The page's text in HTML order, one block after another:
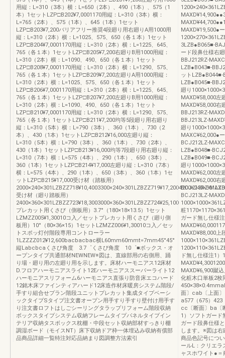
用縦：L=310（3本）横：L=650（2本）、490（1本）、575（1
本）1セットLZP□B202¥7,0001170用縦：L=310（3本）横：
L=765（2本）、575（1本）、645（1本）1セット
LZP□B203¥7,200バリアフリー推奨4段廻り用右廻りA用1000用
縦：L=310（2本）横：L=1025、575、650（各１本）1セット
LZP□B204¥7,0001170用縦：L=310（2本）横：L=1225、645、
765（各１本）1セットLZP□B205¥7,200右廻りB用1000用縦：
L=310（2本）横：L=1090、490、650（各１本）1セット
LZP□B208¥7,0001170用縦：L=310（2本）横：L=1290、575、
765（各１本）1セットLZP□B209¥7,200左廻りA用1000用縦：
L=310（2本）横：L=1025、575、650（各１本）1セット
LZP□B206¥7,0001170用縦：L=310（2本）横：L=1225、645、
765（各１本）1セットLZP□B207¥7,200左廻りB用1000用縦：
L=310（2本）横：L=1090、490、650（各１本）1セット
LZP□B210¥7,0001170用縦：L=310（2本）横：L=1290、575、
765（各１本）1セットLZP□B211¥7,200均等5段廻り用右廻り
縦：L=310（5本）横：L=790（3本）、360（1本）、730（2
本）、430（1本）1セットLZP□B212¥16,000左廻り縦：
L=310（5本）横：L=790（3本）、360（1本）、730（2本）、
430（1本）1セットLZP□B213¥16,000均等7段廻り用右廻り縦：
L=310（7本）横：L=575（4本）、290（1本）、650（3本）、
360（1本）1セットLZP□B214¥17,000左廻り縦：L=310（7本）
横：L=575（4本）、290（1本）、650（3本）、360（1本）1セ
ットLZP□B215¥17,000受け材（踏板用）
受け材（廻り踏板用）
2400×360×301LZBZZ723¥18,3003000×360×301LZBZZ724¥25,100
プレカット用くさび（側板用）3.7°（180×18×13.5）1セット
LZMZZ005¥1,30010コ入／セットプレカット用くさび（廻り側
板用）10°（80×36×15）1セットLZMZZ006¥1,30010コ入／セッ
トスポッ灯付階段専用コントローラー
1LZZZZ012¥12,600bacbacbac横L60mm60mmt=7mm45°45°
縦Labcbcaくさび角度 3.7゜くさび角度 10゜■ボックス・オ
ープンタイプ共通部材NEWNEW※図は、直線部用の右側用、踊
り場・廻り用の左廻り用を示します。床材ハーモニアス12床材
D.フロアハーモニアスライト12Eハーモニアススーパーライト12
ハーモニアスリフォーム6ハーモニアス直張り防音床エコハード
12銘木床ファインティアハード12床造作材床暖房システム階段/
手すり組合せプラン階段ユニットプレカット集成タイプベーシ
ックタイプSタイプ注文書オープン用手すり手すり壁付け用手す
り注文書ロフトはしごシーリングタラップリフォーム階段収納
ボックスタイプシステム収納フレームタイプパネルタイプイン
テリア収納タスボックス枕棚・中段セット収納部材すっきり棚
調湿ボード（モイスNT）床下収納ドア枠一体埋込み収納有償部
品商品詳細一覧特注対応品納まり図調整方法索引
MAXD¥19,500●
3LZB●B065■-
ード段鼻仕様右
BBJ212RZ-
LZB●B043■-
ット
LZB●B045■-
廻り
MAXD¥58,000左
MAXD¥58,000右
BBJ213RZ-
BBJ213LZ-
廻り
MAXC¥62,000●
BCJ212LZ-
LZB●B048■-
LZB●B049■-
廻り
MAXD¥62,000左
MAXD¥62,000右
BCJ213RZ-
BCJ213LZ-
粧
ガード無し仕様
MAXD¥88,000上
ド無し仕様注1
MAXD¥6,900蹴
化粧木口単板2
面〕cab〔上面
a577（675）
cc〔断面〕ba〔
1）ソフトガード
ガード段鼻仕様
します。※図は
商品色記号につ
ールL：クリエラ
ャスホワイト●＝